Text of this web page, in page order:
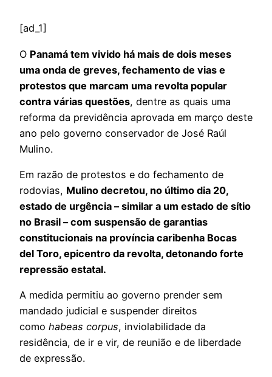
[ad_1]
O Panamá tem vivido há mais de dois meses
uma onda de greves, fechamento de vias e
protestos que marcam uma revolta popular
contra várias questões, dentre as quais uma
reforma da previdência aprovada em março deste
ano pelo governo conservador de José Raúl
Mulino.
Em razão de protestos e do fechamento de
rodovias, Mulino decretou, no último dia 20,
estado de urgência – similar a um estado de sítio
no Brasil – com suspensão de garantias
constitucionais na província caribenha Bocas
del Toro, epicentro da revolta, detonando forte
repressão estatal.
A medida permitiu ao governo prender sem
mandado judicial e suspender direitos
como habeas corpus, inviolabilidade da
residência, de ir e vir, de reunião e de liberdade
de expressão.